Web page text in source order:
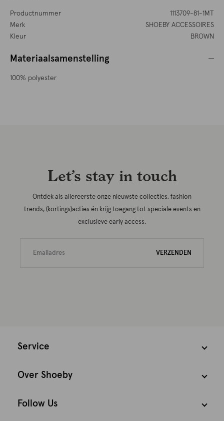
Productnummer
1113709-81-1MT
Merk
SHOEBY ACCESSOIRES
Kleur
BROWN
Materiaalsamenstelling
100% polyester
Let’s stay in touch
Ontdek als allereerste onze nieuwste collecties, fashion
trends, (kortings)acties én krijg toegang tot speciale events en
exclusieve early access.
VERZENDEN
Service
Over Shoeby
Follow Us